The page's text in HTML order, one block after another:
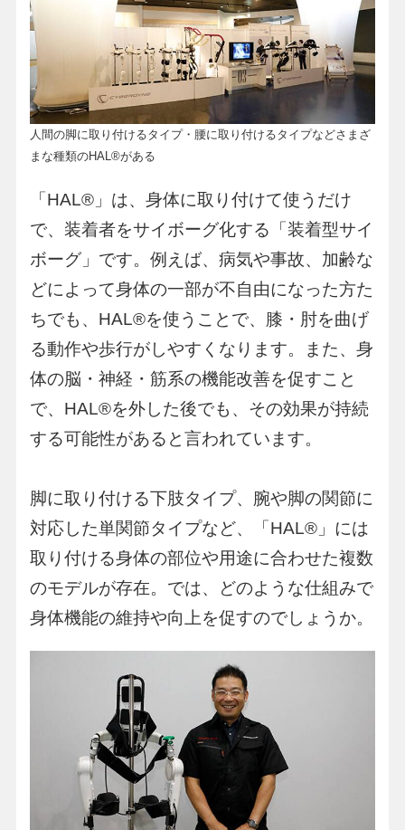
人間の脚に取り付けるタイプ・腰に取り付けるタイプなどさまざ
まな種類のHAL®︎がある
「HAL®︎」は、身体に取り付けて使うだけ
で、装着者をサイボーグ化する「装着型サイ
ボーグ」です。例えば、病気や事故、加齢な
どによって身体の一部が不自由になった方た
ちでも、HAL®︎を使うことで、膝・肘を曲げ
る動作や歩行がしやすくなります。また、身
体の脳・神経・筋系の機能改善を促すこと
で、HAL®︎を外した後でも、その効果が持続
する可能性があると言われています。
脚に取り付ける下肢タイプ、腕や脚の関節に
対応した単関節タイプなど、「HAL®︎」には
取り付ける身体の部位や用途に合わせた複数
のモデルが存在。では、どのような仕組みで
身体機能の維持や向上を促すのでしょうか。